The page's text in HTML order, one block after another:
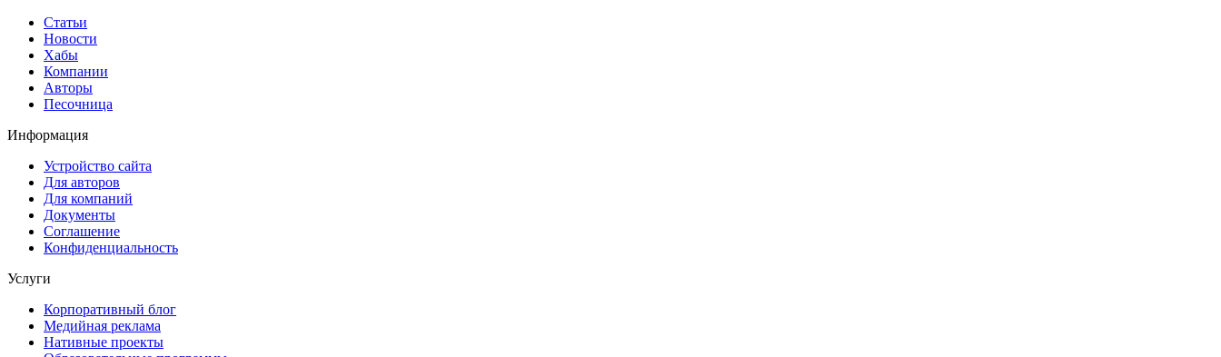
Статьи
Новости
Хабы
Компании
Авторы
Песочница
Информация
Устройство сайта
Для авторов
Для компаний
Документы
Соглашение
Конфиденциальность
Услуги
Корпоративный блог
Медийная реклама
Нативные проекты